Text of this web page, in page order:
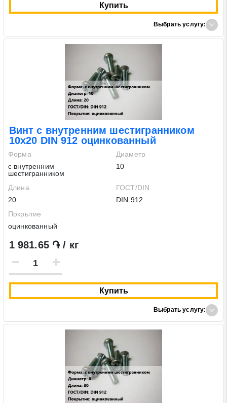
Купить
Выбрать услугу:
Винт с внутренним шестигранником
10х20 DIN 912 оцинкованный
Форма
с внутренним
шестигранником
Диаметр
10
Длина
20
ГОСТ/DIN
DIN 912
Покрытие
оцинкованный
1 981.65 ֏ / кг
Купить
Выбрать услугу: